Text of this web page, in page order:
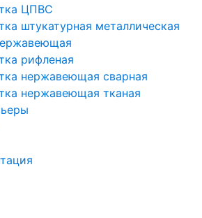
ЦПВС
штукатурная металлическая
рифленая
нержавеющая сварная
нержавеющая тканая